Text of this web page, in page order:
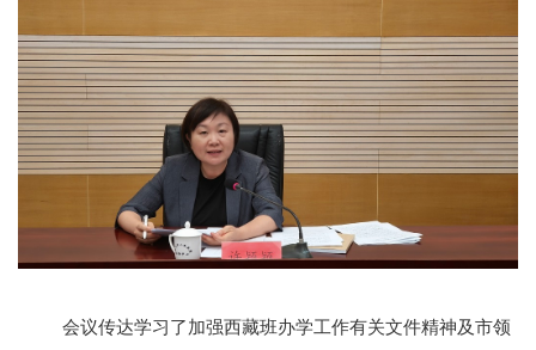
会议传达学习了加强西藏班办学工作有关文件精神及市领